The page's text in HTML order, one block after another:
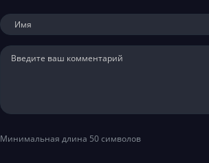
Минимальная длина 50 символов